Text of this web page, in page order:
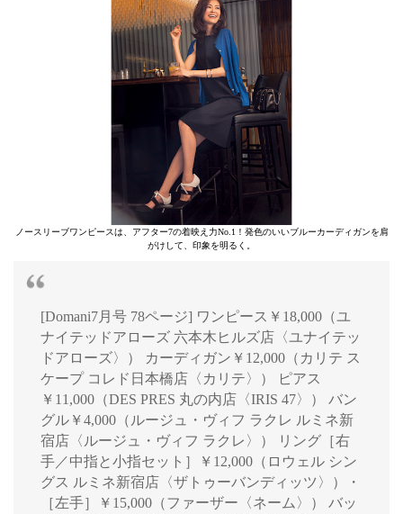
ノースリーブワンピースは、アフター7の着映え力No.1！発色のいいブルーカーディガンを肩
がけして、印象を明るく。
[Domani7月号 78ページ] ワンピース￥18,000（ユ
ナイテッドアローズ 六本木ヒルズ店〈ユナイテッ
ドアローズ〉） カーディガン￥12,000（カリテ ス
ケープ コレド日本橋店〈カリテ〉） ピアス
￥11,000（DES PRES 丸の内店〈IRIS 47〉） バン
グル￥4,000（ルージュ・ヴィフ ラクレ ルミネ新
宿店〈ルージュ・ヴィフ ラクレ〉） リング［右
手／中指と小指セット］￥12,000（ロウェル シン
グス ルミネ新宿店〈ザトゥーバンディッツ〉）・
［左手］￥15,000（ファーザー〈ネーム〉） バッ